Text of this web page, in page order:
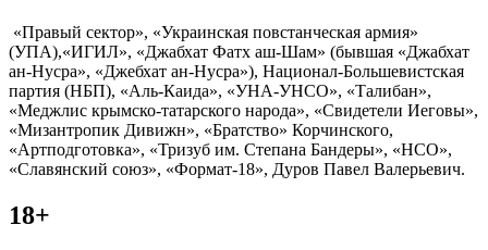
«Правый сектор», «Украинская повстанческая армия»
(УПА),«ИГИЛ», «Джабхат Фатх аш-Шам» (бывшая «Джабхат
ан-Нусра», «Джебхат ан-Нусра»), Национал-Большевистская
партия (НБП), «Аль-Каида», «УНА-УНСО», «Талибан»,
«Меджлис крымско-татарского народа», «Свидетели Иеговы»,
«Мизантропик Дивижн», «Братство» Корчинского,
«Артподготовка», «Тризуб им. Степана Бандеры», «НСО»,
«Славянский союз», «Формат-18», Дуров Павел Валерьевич.
18+